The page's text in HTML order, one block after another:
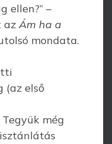
ellen?” –
az Ám ha a
mondata.
(az első
még